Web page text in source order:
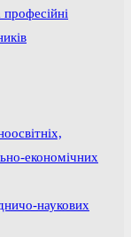
професійні
економічних
наукових